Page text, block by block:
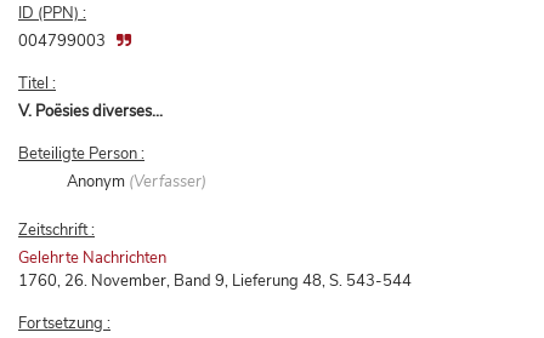
ID (PPN) :
004799003
Titel :
V. Poësies diverses...
Beteiligte Person :
Anonym (Verfasser)
Zeitschrift :
Gelehrte Nachrichten
1760, 26. November, Band 9, Lieferung 48, S. 543-544
Fortsetzung :